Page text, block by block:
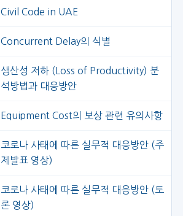
Civil Code in UAE
Concurrent Delay의 식별
생산성 저하 (Loss of Productivity) 분
석방법과 대응방안
Equipment Cost의 보상 관련 유의사항
코로나 사태에 따른 실무적 대응방안 (주
제발표 영상)
코로나 사태에 따른 실무적 대응방안 (토
론 영상)